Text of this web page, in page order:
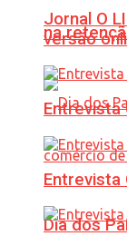
na
Dia dos
Jornal O
versão
Entrevista
Entrevista